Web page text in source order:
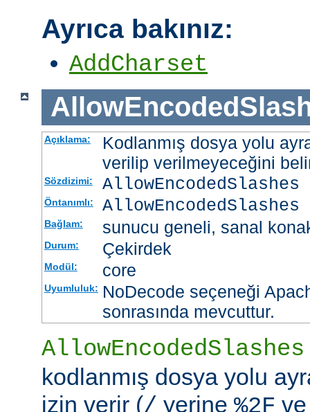
Ayrıca bakınız:
AddCharset
Açıklama:
Kodlanmış dosya yolu
verilip verilmeyeceğini
Sözdizimi: AllowEncodedSlashes
Öntanımlı:
Bağlam: sunucu geneli, sanal
Durum: Çekirdek
Modül: core
Uyumluluk: NoDecode seçeneği
sonrasında mevcuttur.
AllowEncodedSlashes
kodlanmış dosya yolu
izin verir (/ yerine %2F